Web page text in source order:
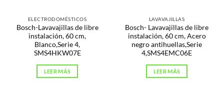
ELECTRODOMÉSTICOS
Bosch-Lavavajillas de libre
instalación, 60 cm,
Blanco,Serie 4,
SMS4HKW07E
LEER MÁS
LAVAVAJILLAS
Bosch- Lavavajillas de libre
instalación, 60 cm, Acero
negro antihuellas,Serie
4,SMS4EMC06E
LEER MÁS